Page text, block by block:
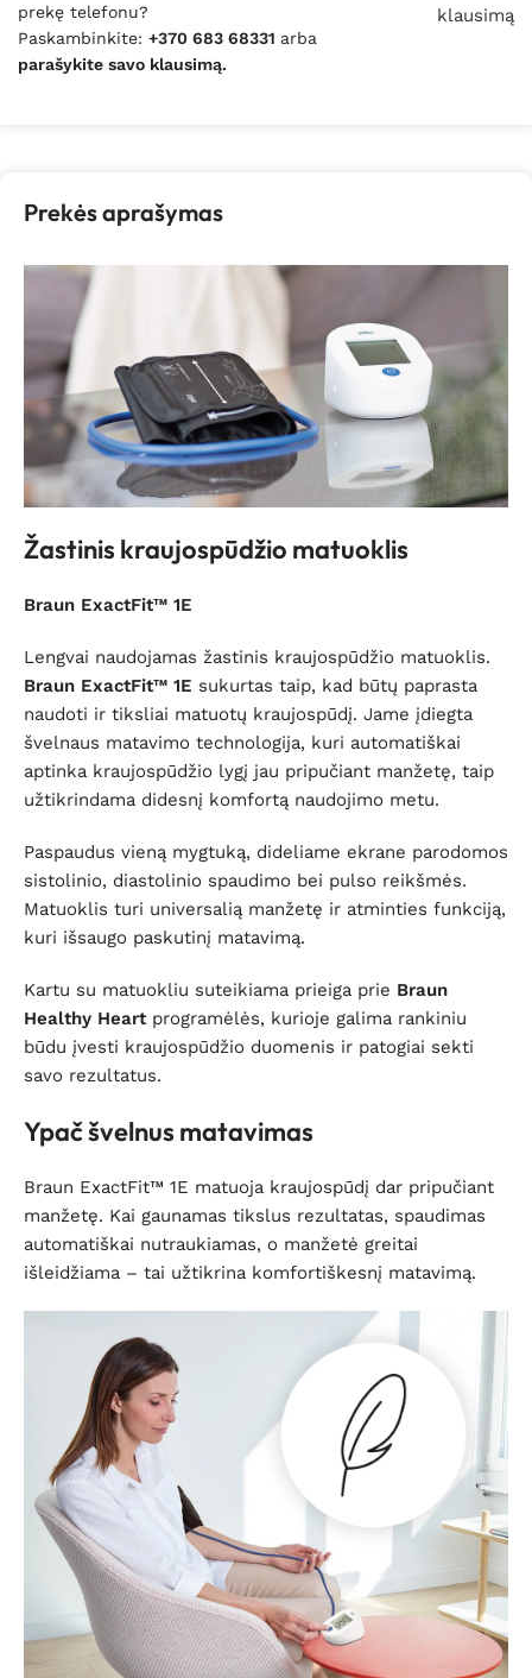
prekę telefonu?
Paskambinkite: +370 683 68331 arba
parašykite savo klausimą.
klausimą
Prekės aprašymas
Žastinis kraujospūdžio matuoklis
Braun ExactFit™ 1E
Lengvai naudojamas žastinis kraujospūdžio matuoklis.
Braun ExactFit™ 1E sukurtas taip, kad būtų paprasta
naudoti ir tiksliai matuotų kraujospūdį. Jame įdiegta
švelnaus matavimo technologija, kuri automatiškai
aptinka kraujospūdžio lygį jau pripučiant manžetę, taip
užtikrindama didesnį komfortą naudojimo metu.
Paspaudus vieną mygtuką, dideliame ekrane parodomos
sistolinio, diastolinio spaudimo bei pulso reikšmės.
Matuoklis turi universalią manžetę ir atminties funkciją,
kuri išsaugo paskutinį matavimą.
Kartu su matuokliu suteikiama prieiga prie Braun
Healthy Heartprogramėlės, kurioje galima rankiniu
būdu įvesti kraujospūdžio duomenis ir patogiai sekti
savo rezultatus.
Ypač švelnus matavimas
Braun ExactFit™ 1E matuoja kraujospūdį dar pripučiant
manžetę. Kai gaunamas tikslus rezultatas, spaudimas
automatiškai nutraukiamas, o manžetė greitai
išleidžiama – tai užtikrina komfortiškesnį matavimą.